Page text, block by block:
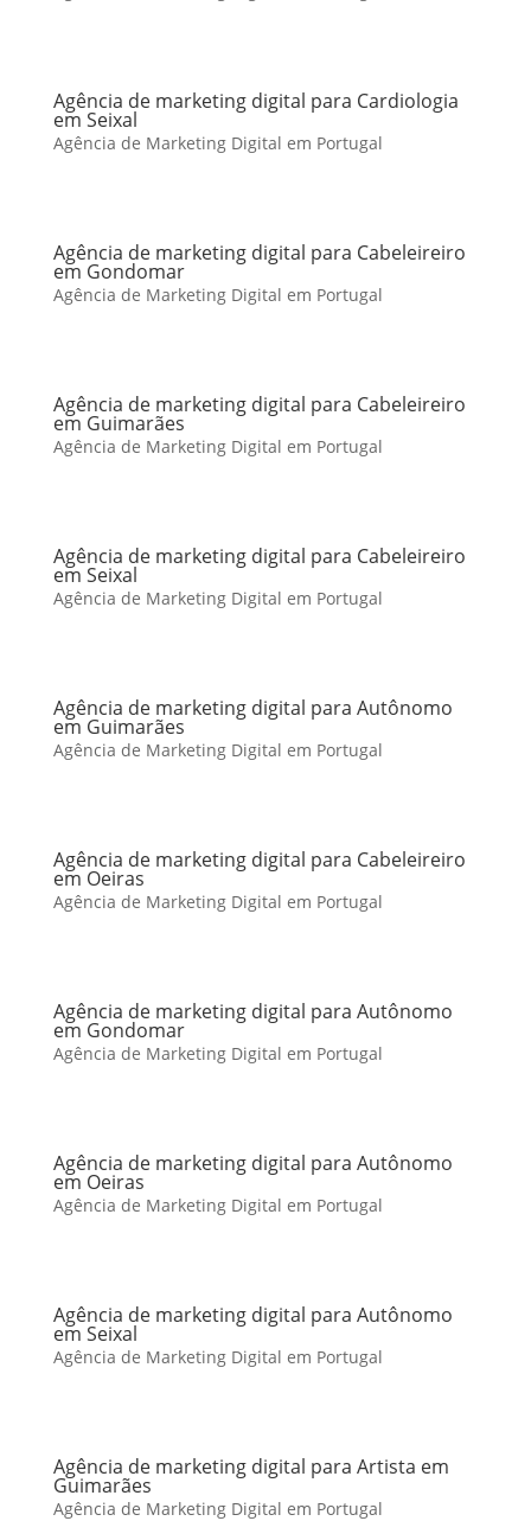
Agência de marketing digital para Cardiologia
em Seixal
Agência de Marketing Digital em Portugal
Agência de marketing digital para Cabeleireiro
em Gondomar
Agência de Marketing Digital em Portugal
Agência de marketing digital para Cabeleireiro
em Guimarães
Agência de Marketing Digital em Portugal
Agência de marketing digital para Cabeleireiro
em Seixal
Agência de Marketing Digital em Portugal
Agência de marketing digital para Autônomo
em Guimarães
Agência de Marketing Digital em Portugal
Agência de marketing digital para Cabeleireiro
em Oeiras
Agência de Marketing Digital em Portugal
Agência de marketing digital para Autônomo
em Gondomar
Agência de Marketing Digital em Portugal
Agência de marketing digital para Autônomo
em Oeiras
Agência de Marketing Digital em Portugal
Agência de marketing digital para Autônomo
em Seixal
Agência de Marketing Digital em Portugal
Agência de marketing digital para Artista em
Guimarães
Agência de Marketing Digital em Portugal